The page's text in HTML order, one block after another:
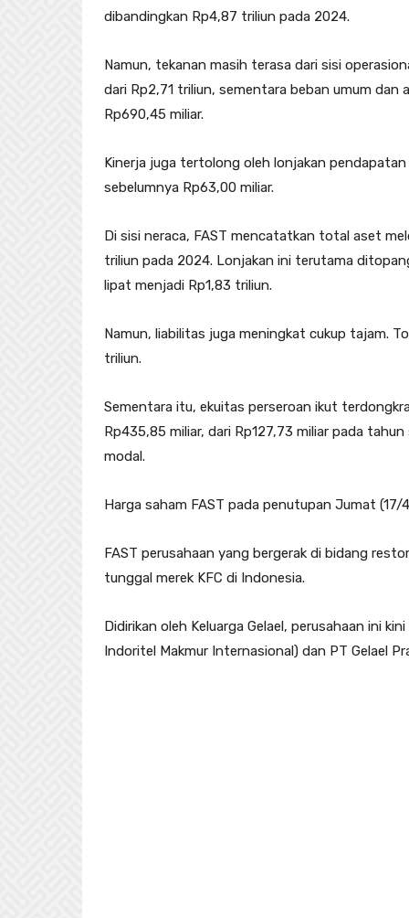
dibandingkan Rp4,87 triliun pada 2024.
Namun, tekanan masih terasa dari sisi
dari Rp2,71 triliun, sementara beban umum
Rp690,45 miliar.
Kinerja juga tertolong oleh lonjakan
sebelumnya Rp63,00 miliar.
Di sisi neraca, FAST mencatatkan total aset
triliun pada 2024. Lonjakan ini terutama
lipat menjadi Rp1,83 triliun.
Namun, liabilitas juga meningkat cukup tajam.
triliun.
Sementara itu, ekuitas perseroan ikut
Rp435,85 miliar, dari Rp127,73 miliar pada
modal.
Harga saham FAST pada penutupan Jumat (17/
FAST perusahaan yang bergerak di bidang
tunggal merek KFC di Indonesia.
Didirikan oleh Keluarga Gelael, perusahaan ini
Indoritel Makmur Internasional) dan PT Gelael